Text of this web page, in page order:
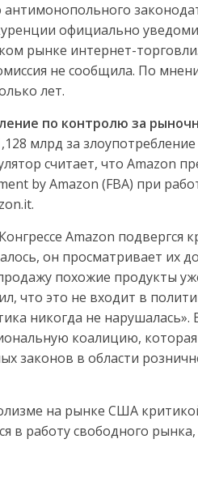
официально
рынке интернет-
не сообщила. По
лет.
по контролю за
млрд за
считает, что Amazon
by Amazon (FBA) при
Amazon подвергся
он просматривает их
похожие продукты
что это не входит в
никогда не нарушалась».
коалицию, которая
законов в области
на рынке США
в работу свободного